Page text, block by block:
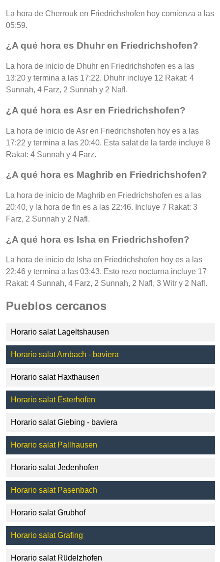
La hora de Cherrouk en Friedrichshofen hoy comienza a las
05:59.
¿A qué hora es Dhuhr en Friedrichshofen?
La hora de inicio de Dhuhr en Friedrichshofen es a las
13:20 y termina a las 17:22. Dhuhr incluye 12 Rakat: 4
Sunnah, 4 Farz, 2 Sunnah y 2 Nafl.
¿A qué hora es Asr en Friedrichshofen?
La hora de inicio de Asr en Friedrichshofen hoy es a las
17:22 y termina a las 20:40. Esta salat de la tarde incluye 8
Rakat: 4 Sunnah y 4 Farz.
¿A qué hora es Maghrib en Friedrichshofen?
La hora de inicio de Maghrib en Friedrichshofen es a las
20:40, y la hora de fin es a las 22:46. Incluye 7 Rakat: 3
Farz, 2 Sunnah y 2 Nafl.
¿A qué hora es Isha en Friedrichshofen?
La hora de inicio de Isha en Friedrichshofen hoy es a las
22:46 y termina a las 03:43. Esto rezo nocturna incluye 17
Rakat: 4 Sunnah, 4 Farz, 2 Sunnah, 2 Nafl, 3 Witr y 2 Nafl.
Pueblos cercanos
Horario salat Lageltshausen
Horario salat Arnbach - baviera
Horario salat Haxthausen
Horario salat Esterhofen
Horario salat Giebing - baviera
Horario salat Pallhausen
Horario salat Jedenhofen
Horario salat Pasenbach
Horario salat Grubhof
Horario salat Grafing
Horario salat Rüdelzhofen